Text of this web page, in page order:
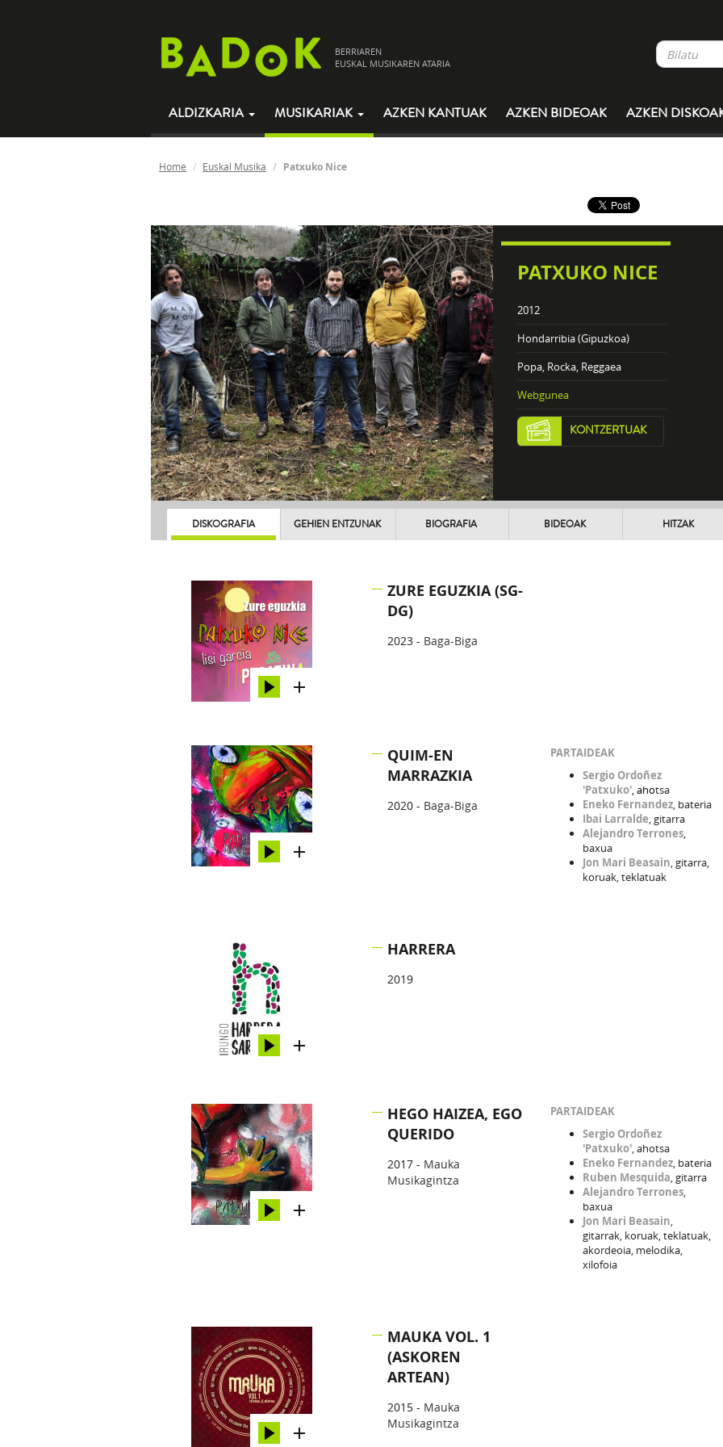
BERRIAREN
EUSKAL MUSIKAREN ATARIA
ALDIZKARIA MUSIKARIAK AZKEN KANTUAK AZKEN BIDEOAK AZKEN
Home Euskal Musika Patxuko Nice
PATXUKO NICE
2012
Hondarribia (Gipuzkoa)
Popa, Rocka, Reggaea
Webgunea
KONTZERTUAK
DISKOGRAFIA GEHIEN ENTZUNAK BIOGRAFIA BIDEOAK HITZAK
ZURE EGUZKIA (SG-
DG)
2023 - Baga-Biga
QUIM-EN
MARRAZKIA
2020 - Baga-Biga
PARTAIDEAK
Sergio Ordoñez
'Patxuko', ahotsa
Eneko Fernandez, bateria
Ibai Larralde, gitarra
Alejandro Terrones,
baxua
Jon Mari Beasain, gitarra,
koruak, teklatuak
HARRERA
2019
HEGO HAIZEA, EGO
QUERIDO
2017 - Mauka
Musikagintza
PARTAIDEAK
Sergio Ordoñez
'Patxuko', ahotsa
Eneko Fernandez, bateria
Ruben Mesquida, gitarra
Alejandro Terrones,
baxua
Jon Mari Beasain,
gitarrak, koruak, teklatuak,
akordeoia, melodika,
xilofoia
MAUKA VOL. 1
(ASKOREN
ARTEAN)
2015 - Mauka
Musikagintza